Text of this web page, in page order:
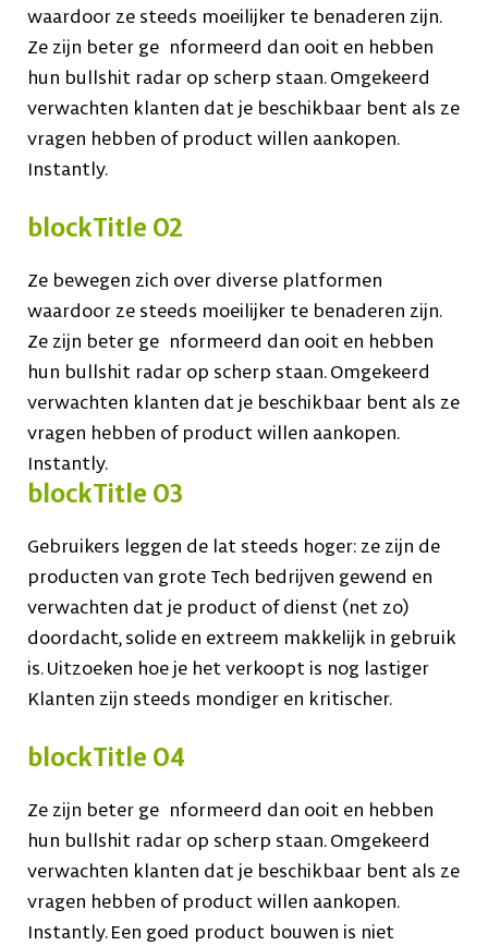
waardoor ze steeds moeilijker te benaderen zijn.
Ze zijn beter ge nformeerd dan ooit en hebben
hun bullshit radar op scherp staan. Omgekeerd
verwachten klanten dat je beschikbaar bent als ze
vragen hebben of product willen aankopen.
Instantly.
blockTitle 02
Ze bewegen zich over diverse platformen
waardoor ze steeds moeilijker te benaderen zijn.
Ze zijn beter ge nformeerd dan ooit en hebben
hun bullshit radar op scherp staan. Omgekeerd
verwachten klanten dat je beschikbaar bent als ze
vragen hebben of product willen aankopen.
Instantly.
blockTitle 03
Gebruikers leggen de lat steeds hoger: ze zijn de
producten van grote Tech bedrijven gewend en
verwachten dat je product of dienst (net zo)
doordacht, solide en extreem makkelijk in gebruik
is. Uitzoeken hoe je het verkoopt is nog lastiger
Klanten zijn steeds mondiger en kritischer.
blockTitle 04
Ze zijn beter ge nformeerd dan ooit en hebben
hun bullshit radar op scherp staan. Omgekeerd
verwachten klanten dat je beschikbaar bent als ze
vragen hebben of product willen aankopen.
Instantly. Een goed product bouwen is niet